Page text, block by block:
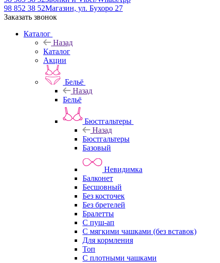
98 852 38 52Магазин, ул. Бухоро 27
Заказать звонок
Каталог
Назад
Каталог
Акции
Бельё
Назад
Бельё
Бюстгальтеры
Назад
Бюстгальтеры
Базовый
Невидимка
Балконет
Бесшовный
Без косточек
Без бретелей
Бралетты
С пуш-ап
С мягкими чашками (без вставок)
Для кормления
Топ
С плотными чашками